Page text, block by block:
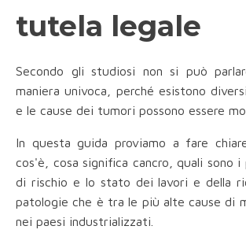
tutela legale
Secondo gli studiosi non si può
maniera univoca, perché esistono
e le cause dei tumori possono essere
In questa guida proviamo a fare
cos'è, cosa significa cancro, quali sono
di rischio e lo stato dei lavori e della
patologie che è tra le più alte cause di
nei paesi industrializzati.